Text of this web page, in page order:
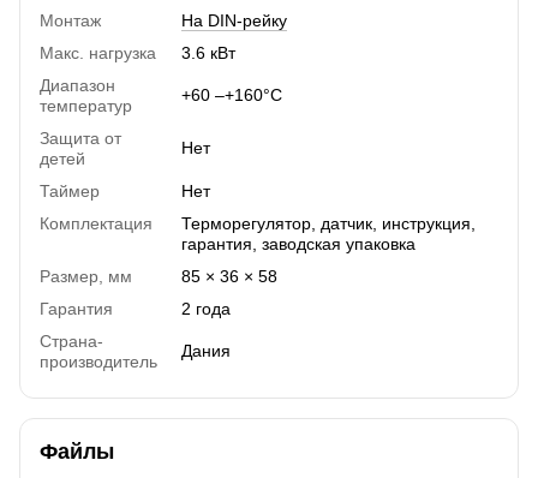
Монтаж
На DIN-рейку
Макс. нагрузка
3.6 кВт
Диапазон
температур
+60 –+160°C
Защита от
детей
Нет
Таймер
Нет
Комплектация
Терморегулятор, датчик, инструкция,
гарантия, заводская упаковка
Размер, мм
85 × 36 × 58
Гарантия
2 года
Страна-
производитель
Дания
Файлы